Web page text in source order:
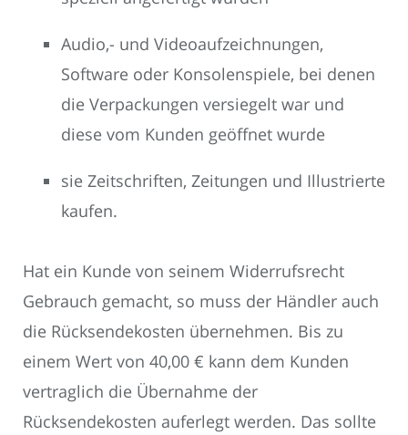
Audio,- und Videoaufzeichnungen,
Software oder Konsolenspiele, bei denen
die Verpackungen versiegelt war und
diese vom Kunden geöffnet wurde
sie Zeitschriften, Zeitungen und Illustrierte
kaufen.
Hat ein Kunde von seinem Widerrufsrecht
Gebrauch gemacht, so muss der Händler auch
die Rücksendekosten übernehmen. Bis zu
einem Wert von 40,00 € kann dem Kunden
vertraglich die Übernahme der
Rücksendekosten auferlegt werden. Das sollte